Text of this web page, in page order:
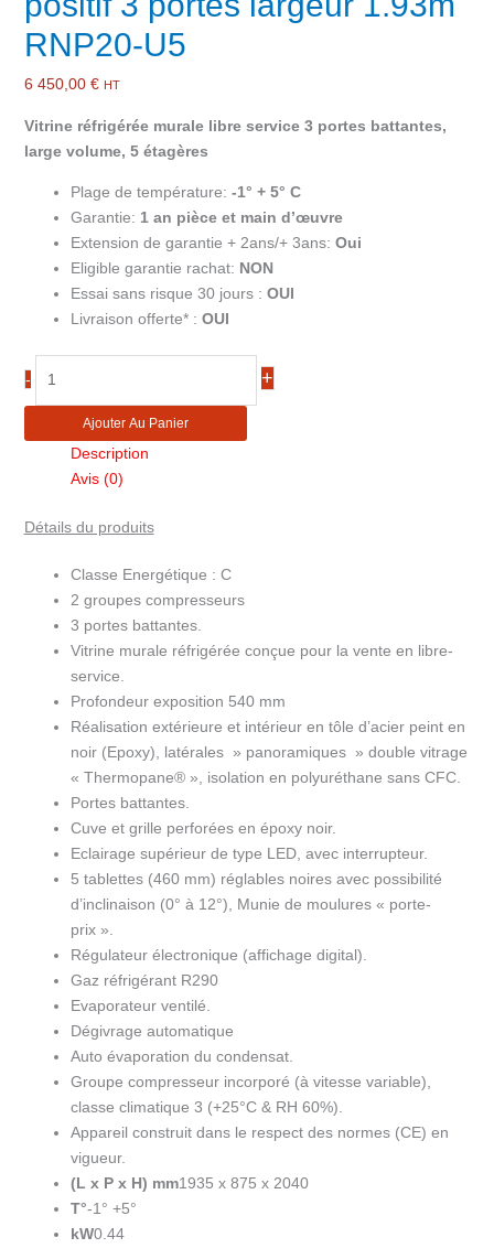
RNP20-U5
6 450,00 € HT
Vitrine réfrigérée murale libre service 3 portes battantes,
large volume, 5 étagères
Plage de température: -1° + 5° C
Garantie: 1 an pièce et main d’œuvre
Extension de garantie + 2ans/+ 3ans: Oui
Eligible garantie rachat: NON
Essai sans risque 30 jours : OUI
Livraison offerte* : OUI
-
murale
positif
portes
largeur
1.93m
RNP20-
+
Ajouter Au Panier
Description
Avis (0)
Détails du produits
Classe Energétique : C
2 groupes compresseurs
3 portes battantes.
Vitrine murale réfrigérée conçue pour la vente en libre-
service.
Profondeur exposition 540 mm
Réalisation extérieure et intérieur en tôle d’acier peint en
noir (Epoxy), latérales » panoramiques » double vitrage
« Thermopane® », isolation en polyuréthane sans CFC.
Portes battantes.
Cuve et grille perforées en époxy noir.
Eclairage supérieur de type LED, avec interrupteur.
5 tablettes (460 mm) réglables noires avec possibilité
d’inclinaison (0° à 12°), Munie de moulures « porte-
prix ».
Régulateur électronique (affichage digital).
Gaz réfrigérant R290
Evaporateur ventilé.
Dégivrage automatique
Auto évaporation du condensat.
Groupe compresseur incorporé (à vitesse variable),
classe climatique 3 (+25°C & RH 60%).
Appareil construit dans le respect des normes (CE) en
vigueur.
(L x P x H) mm1935 x 875 x 2040
T°-1° +5°
kW0.44